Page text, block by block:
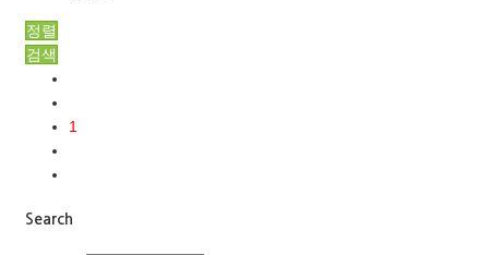
정렬
검색
1
Search